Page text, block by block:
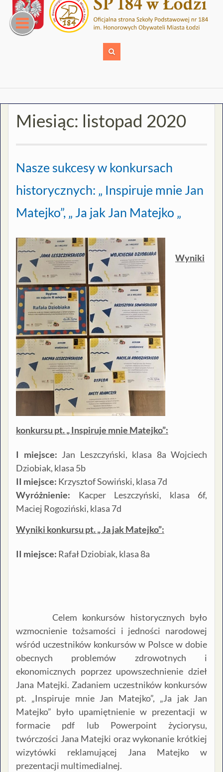
content
Miesiąc: listopad 2020
Nasze sukcesy w konkursach
historycznych: „ Inspiruje mnie Jan
Matejko”, „ Ja jak Jan Matejko „
Wyniki
konkursu pt. „ Inspiruje mnie Matejko”:
I miejsce: Jan Leszczyński, klasa 8a Wojciech
Dziobiak, klasa 5b
II miejsce: Krzysztof Sowiński, klasa 7d
Wyróżnienie: Kacper Leszczyński, klasa 6f,
Maciej Rogoziński, klasa 7d
Wyniki konkursu pt. „ Ja jak Matejko”:
II miejsce: Rafał Dziobiak, klasa 8a
Celem konkursów historycznych było
wzmocnienie tożsamości i jedności narodowej
wśród uczestników konkursów w Polsce w dobie
obecnych problemów zdrowotnych i
ekonomicznych poprzez upowszechnienie dzieł
Jana Matejki. Zadaniem uczestników konkursów
pt. „Inspiruje mnie Jan Matejko”, „Ja jak Jan
Matejko” było upamiętnienie w prezentacji w
formacie pdf lub Powerpoint życiorysu,
twórczości Jana Matejki oraz wykonanie krótkiej
wizytówki reklamującej Jana Matejko w
prezentacji multimedialnej.